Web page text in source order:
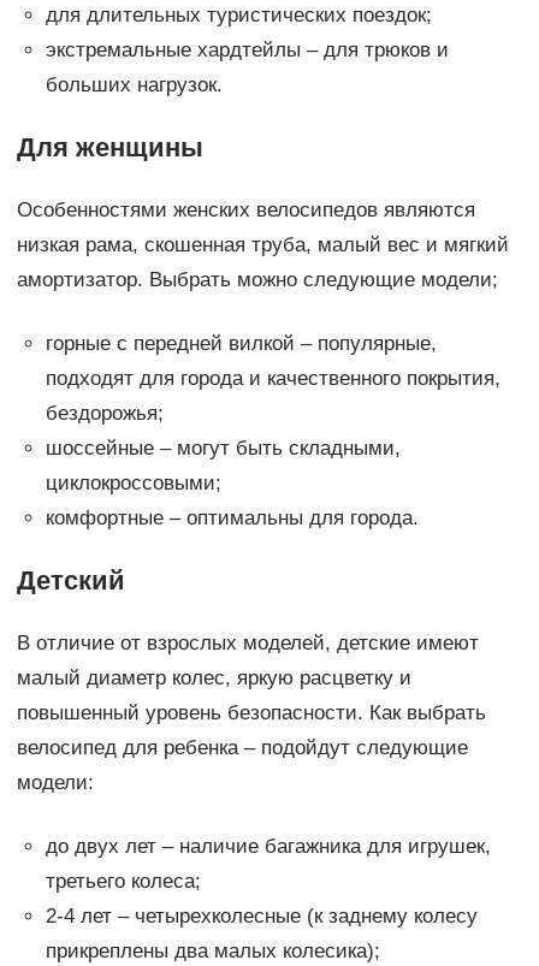
для длительных туристических поездок;
экстремальные хардтейлы – для трюков и
больших нагрузок.
Для женщины
Особенностями женских велосипедов являются
низкая рама, скошенная труба, малый вес и мягкий
амортизатор. Выбрать можно следующие модели;
горные с передней вилкой – популярные,
подходят для города и качественного покрытия,
бездорожья;
шоссейные – могут быть складными,
циклокроссовыми;
комфортные – оптимальны для города.
Детский
В отличие от взрослых моделей, детские имеют
малый диаметр колес, яркую расцветку и
повышенный уровень безопасности. Как выбрать
велосипед для ребенка – подойдут следующие
модели:
до двух лет – наличие багажника для игрушек,
третьего колеса;
2-4 лет – четырехколесные (к заднему колесу
прикреплены два малых колесика);